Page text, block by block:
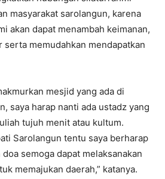
masyarakat sarolangun, karena
akan dapat menambah keimanan,
serta memudahkan mendapatkan
mesjid yang ada di
saya harap nanti ada ustadz yang
tujuh menit atau kultum.
Sarolangun tentu saya berharap
semoga dapat melaksanakan
memajukan daerah,” katanya.